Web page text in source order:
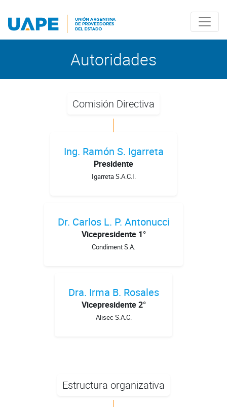
Autoridades
Comisión Directiva
Ing. Ramón S. Igarreta
Presidente
Igarreta S.A.C.I.
Dr. Carlos L. P. Antonucci
Vicepresidente 1°
Condiment S.A.
Dra. Irma B. Rosales
Vicepresidente 2°
Alisec S.A.C.
Estructura organizativa